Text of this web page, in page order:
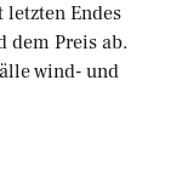
Endes
dem Preis ab.
wind- und